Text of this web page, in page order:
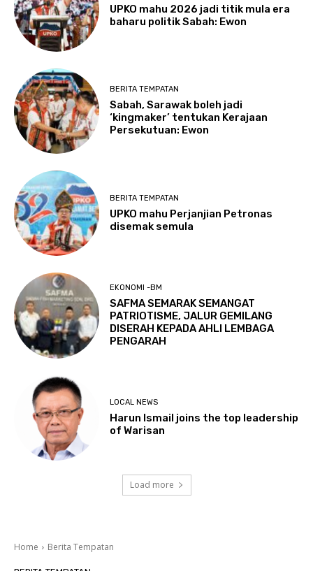
UPKO mahu 2026 jadi titik mula era
baharu politik Sabah: Ewon
BERITA TEMPATAN
Sabah, Sarawak boleh jadi
‘kingmaker’ tentukan Kerajaan
Persekutuan: Ewon
BERITA TEMPATAN
UPKO mahu Perjanjian Petronas
disemak semula
EKONOMI -BM
SAFMA SEMARAK SEMANGAT
PATRIOTISME, JALUR GEMILANG
DISERAH KEPADA AHLI LEMBAGA
PENGARAH
LOCAL NEWS
Harun Ismail joins the top leadership
of Warisan
Load more